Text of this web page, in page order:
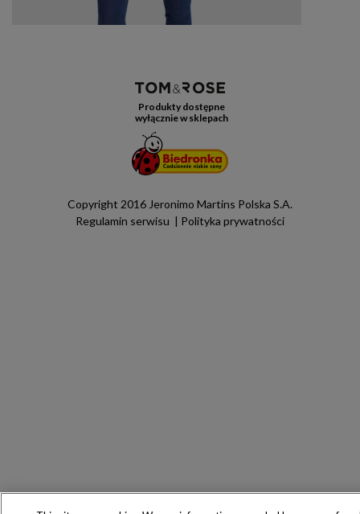
Produkty dostępne
wyłącznie w sklepach
Copyright 2016 Jeronimo Martins Polska S.A.
Regulamin serwisu
Polityka prywatności